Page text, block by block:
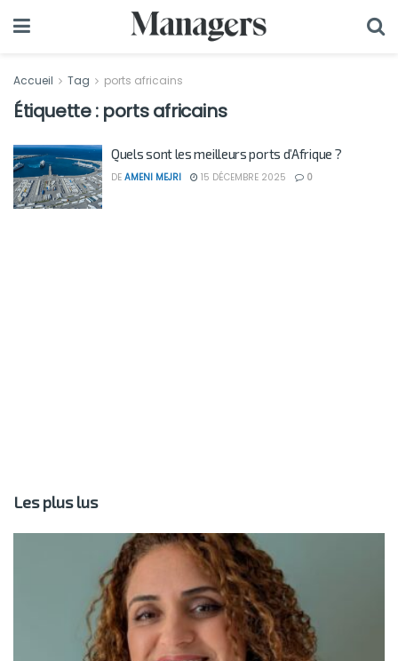
Accueil Tag ports africains
Étiquette : ports africains
Quels sont les meilleurs ports d’Afrique ?
DE AMENI MEJRI 15 DÉCEMBRE 2025 0
Les plus lus